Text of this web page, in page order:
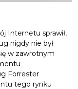
Internetu sprawił,
nigdy nie był
w zawrotnym
Forrester
tego rynku